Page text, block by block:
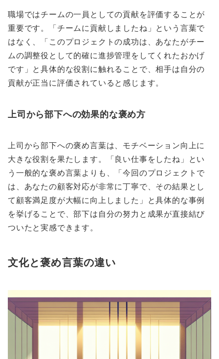
職場ではチームの一員としての貢献を評価することが
重要です。「チームに貢献しましたね」という言葉で
はなく、「このプロジェクトの成功は、あなたがチー
ムの調整役として的確に進捗管理をしてくれたおかげ
です」と具体的な役割に触れることで、相手は自分の
貢献が正当に評価されていると感じます。
上司から部下への効果的な褒め方
上司から部下への褒め言葉は、モチベーション向上に
大きな役割を果たします。「良い仕事をしたね」とい
う一般的な褒め言葉よりも、「今回のプロジェクトで
は、あなたの顧客対応が非常に丁寧で、その結果とし
て顧客満足度が大幅に向上しました」と具体的な事例
を挙げることで、部下は自分の努力と成果が直接結び
ついたと実感できます。
文化と褒め言葉の違い